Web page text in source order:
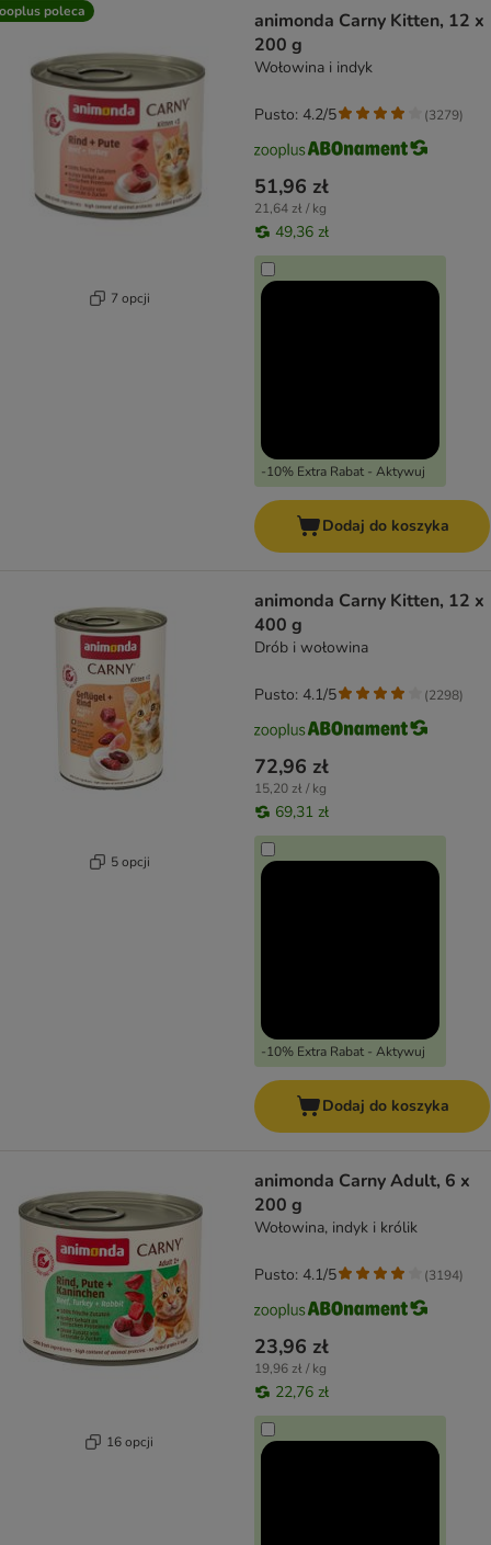
poleca
7 opcji
animonda Carny Kitten, 12 x
200 g
Wołowina i indyk
51,96 zł
21,64 zł / kg
49,36 zł
-10% Extra Rabat - Aktywuj
Pusto: 4.2/5 (3279)
Dodaj do koszyka
5 opcji
animonda Carny Kitten, 12 x
400 g
Drób i wołowina
72,96 zł
15,20 zł / kg
69,31 zł
-10% Extra Rabat - Aktywuj
Pusto: 4.1/5 (2298)
Dodaj do koszyka
16 opcji
animonda Carny Adult, 6 x
200 g
Wołowina, indyk i królik
23,96 zł
19,96 zł / kg
22,76 zł
Pusto: 4.1/5 (3194)